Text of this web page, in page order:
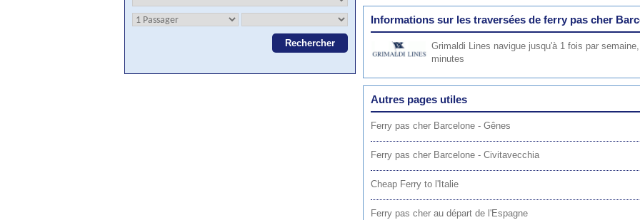
Informations sur les traversées de ferry pas cher
Grimaldi Lines navigue jusqu'à 1 fois par
minutes
Autres pages utiles
Ferry pas cher Barcelone - Gênes
Ferry pas cher Barcelone - Civitavecchia
Cheap Ferry to l'Italie
Ferry pas cher au départ de l'Espagne